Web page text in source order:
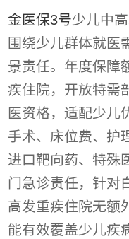
金医保3号少儿中
围绕少儿群体就医
景责任。年度保障
疾住院，开放特需
医资格，适配少儿
手术、床位费、护
进口靶向药、特殊
门急诊责任，针对
高发重疾住院无额
能有效覆盖少儿疾